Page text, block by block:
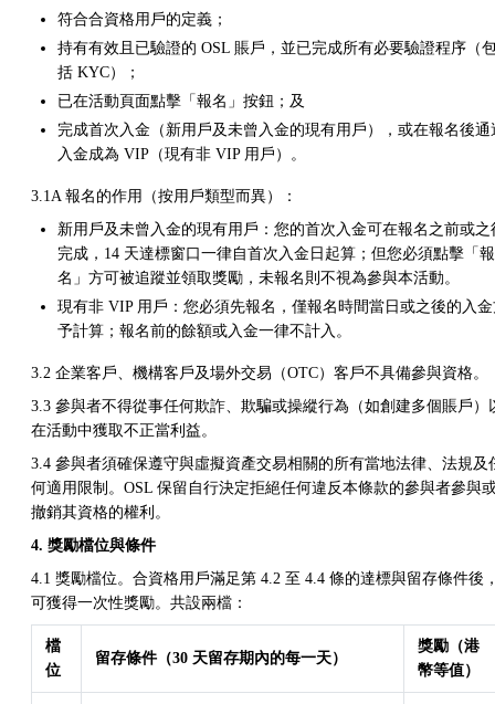
符合合資格用戶的定義；
持有有效且已驗證的 OSL 賬戶，並已完成所有必要驗證程序（
括 KYC）；
已在活動頁面點擊「報名」按鈕；及
完成首次入金（新用戶及未曾入金的現有用戶），或在報名後通
入金成為 VIP（現有非 VIP 用戶）。
3.1A 報名的作用（按用戶類型而異）：
新用戶及未曾入金的現有用戶：您的首次入金可在報名之前或之
完成，14 天達標窗口一律自首次入金日起算；但您必須點擊「報
名」方可被追蹤並領取獎勵，未報名則不視為參與本活動。
現有非 VIP 用戶：您必須先報名，僅報名時間當日或之後的入
予計算；報名前的餘額或入金一律不計入。
3.2 企業客戶、機構客戶及場外交易（OTC）客戶不具備參與資格。
3.3 參與者不得從事任何欺詐、欺騙或操縱行為（如創建多個賬戶）
在活動中獲取不正當利益。
3.4 參與者須確保遵守與虛擬資產交易相關的所有當地法律、法規及
何適用限制。OSL 保留自行決定拒絕任何違反本條款的參與者參與
撤銷其資格的權利。
4. 獎勵檔位與條件
4.1 獎勵檔位。合資格用戶滿足第 4.2 至 4.4 條的達標與留存條件後
可獲得一次性獎勵。共設兩檔：
檔
位
留存條件（30 天留存期內的每一天）
獎勵（港
幣等值）